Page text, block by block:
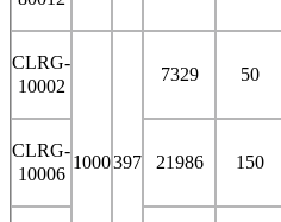
CLRG-
10002
1000397
7329 50
CLRG-
10006
21986 150